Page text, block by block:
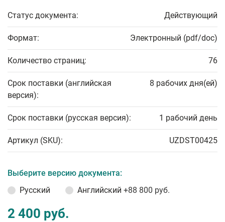
Статус документа: Действующий
Формат: Электронный (pdf/doc)
Количество страниц: 76
Срок поставки (английская
версия):
8 рабочих дня(ей)
Срок поставки (русская версия): 1 рабочий день
Артикул (SKU): UZDST00425
Выберите версию документа:
Русский
Английский +88 800 руб.
2 400 руб.